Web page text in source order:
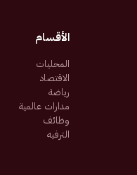
الأقسام
المحليات
الاقتصاد
رياضة
مدارات عالمية
وظائف
الترفيه